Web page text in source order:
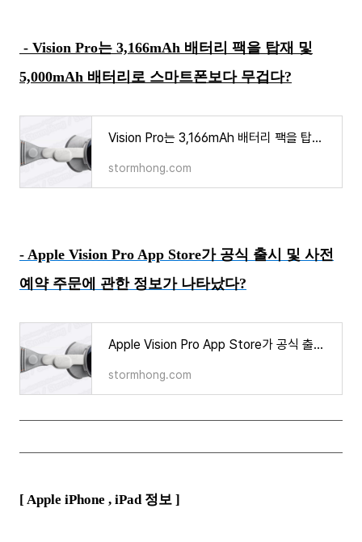
- Vision Pro는 3,166mAh 배터리 팩을 탑재 및
5,000mAh 배터리로 스마트폰보다 무겁다?
Vision Pro는 3,166mAh 배터리 팩을 탑재 및 5,000mAh 배터리로 스마트폰보다 무겁다?
stormhong.com
- Apple Vision Pro App Store가 공식 출시 및 사전
예약 주문에 관한 정보가 나타났다?
Apple Vision Pro App Store가 공식 출시 및 사전 예약 주문에 관한 정보가 나타났다?
stormhong.com
[ Apple iPhone , iPad 정보 ]